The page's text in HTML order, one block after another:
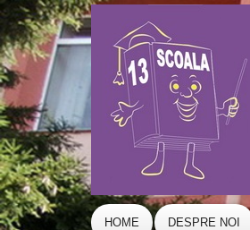
HOME DESPRE NOI